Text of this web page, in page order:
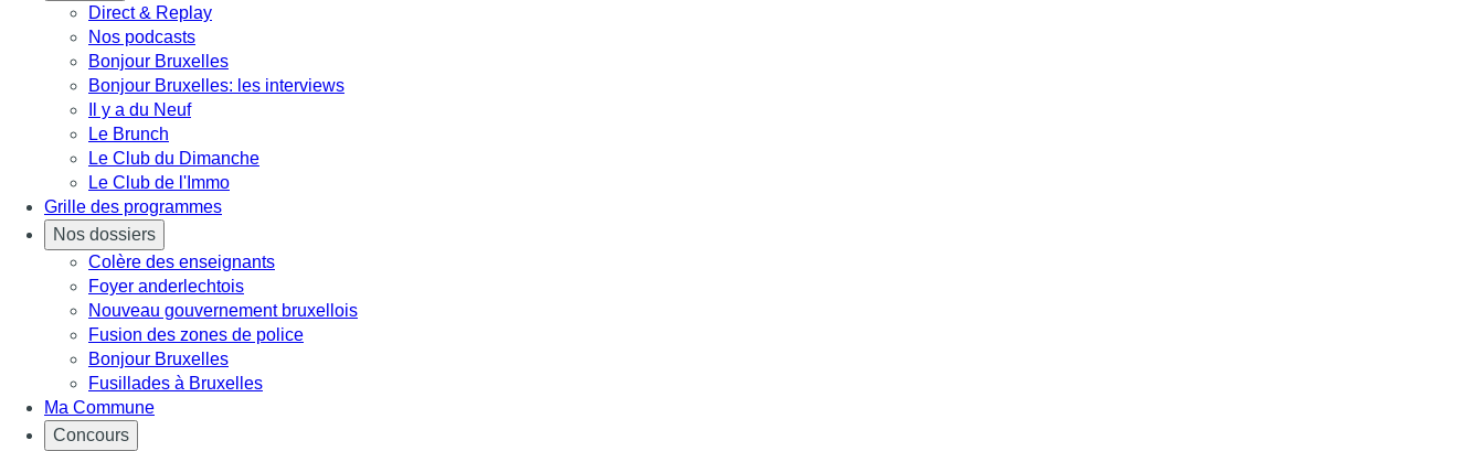
Direct & Replay
Nos podcasts
Bonjour Bruxelles
Bonjour Bruxelles: les interviews
Il y a du Neuf
Le Brunch
Le Club du Dimanche
Le Club de l'Immo
Grille des programmes
Nos dossiers
Colère des enseignants
Foyer anderlechtois
Nouveau gouvernement bruxellois
Fusion des zones de police
Bonjour Bruxelles
Fusillades à Bruxelles
Ma Commune
Concours